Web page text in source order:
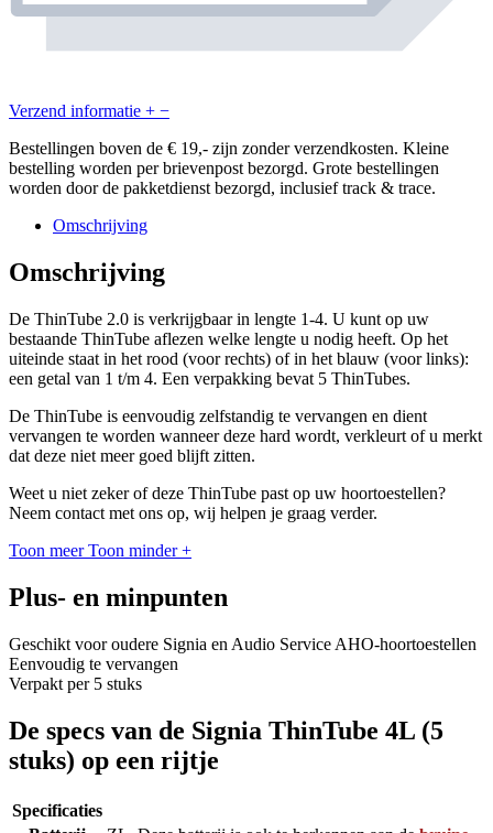
Verzend informatie + −
Bestellingen boven de € 19,- zijn zonder verzendkosten. Kleine
bestelling worden per brievenpost bezorgd. Grote bestellingen
worden door de pakketdienst bezorgd, inclusief track & trace.
Omschrijving
Omschrijving
De ThinTube 2.0 is verkrijgbaar in lengte 1-4. U kunt op uw
bestaande ThinTube aflezen welke lengte u nodig heeft. Op het
uiteinde staat in het rood (voor rechts) of in het blauw (voor links):
een getal van 1 t/m 4. Een verpakking bevat 5 ThinTubes.
De ThinTube is eenvoudig zelfstandig te vervangen en dient
vervangen te worden wanneer deze hard wordt, verkleurt of u merkt
dat deze niet meer goed blijft zitten.
Weet u niet zeker of deze ThinTube past op uw hoortoestellen?
Neem contact met ons op, wij helpen je graag verder.
Toon meer Toon minder +
Plus- en minpunten
Geschikt voor oudere Signia en Audio Service AHO-hoortoestellen
Eenvoudig te vervangen
Verpakt per 5 stuks
De specs van de Signia ThinTube 4L (5
stuks) op een rijtje
Specificaties